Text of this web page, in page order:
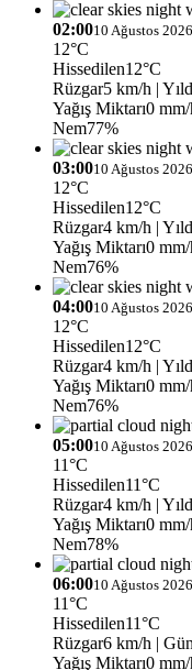
02:0010 Ağustos
12°C
Hissedilen12°C
Rüzgar5 km/h |
Yağış Miktarı0 mm/
Nem77%
03:0010 Ağustos
12°C
Hissedilen12°C
Rüzgar4 km/h |
Yağış Miktarı0 mm/
Nem76%
04:0010 Ağustos
12°C
Hissedilen12°C
Rüzgar4 km/h |
Yağış Miktarı0 mm/
Nem76%
05:0010 Ağustos
11°C
Hissedilen11°C
Rüzgar4 km/h |
Yağış Miktarı0 mm/
Nem78%
06:0010 Ağustos
11°C
Hissedilen11°C
Rüzgar6 km/h |
Yağış Miktarı0 mm/